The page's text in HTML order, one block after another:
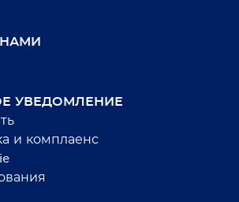
УВЕДОМЛЕНИЕ
и комплаенс